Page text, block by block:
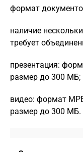
формат
наличие
требует
презентация:
размер до 300 МБ;
видео: формат
размер до 300 МБ.